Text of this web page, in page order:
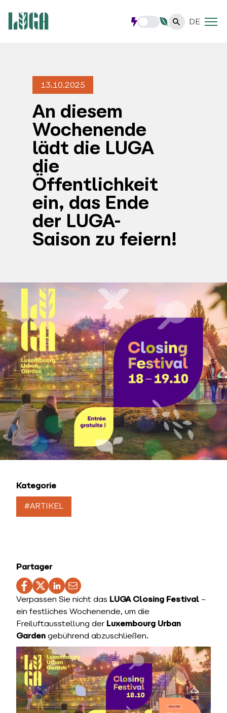
DE
13.10.2025
An diesem
Wochenende
lädt die LUGA
die
Öffentlichkeit
ein, das Ende
der LUGA-
Saison zu feiern!
Kategorie
#ARTIKEL
Partager
Verpassen Sie nicht das LUGA Closing Festival –
ein festliches Wochenende, um die
Freiluftausstellung der Luxembourg Urban
Garden gebührend abzuschließen.